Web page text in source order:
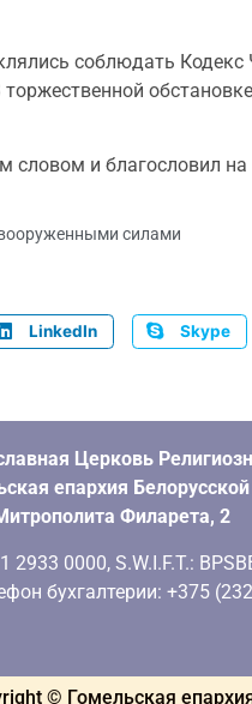
соблюдать
и благословил на
силами
LinkedIn Skype
Церковь
епархия
Филарета, 2
0000, S.W.I.F.T.:
бухгалтерии: +375
© Гомельская